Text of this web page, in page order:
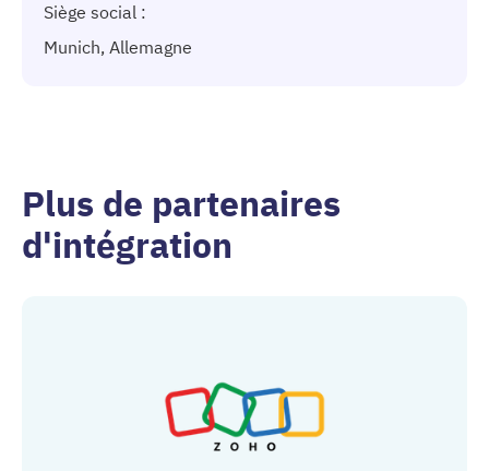
Siège social :
Munich, Allemagne
Plus de partenaires
d'intégration